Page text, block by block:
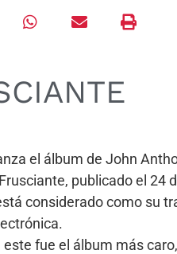
el álbum de John
publicado el 24
considerado como su
fue el álbum más